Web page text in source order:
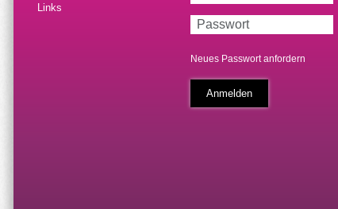
Links
Neues Passwort anfordern